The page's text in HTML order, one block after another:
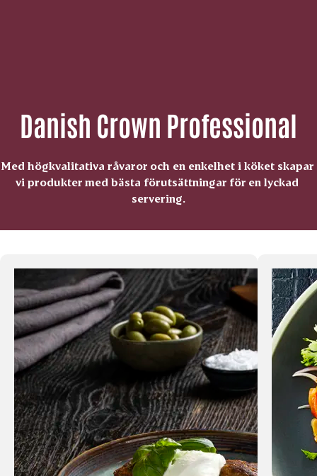
Danish Crown Professional
Med högkvalitativa råvaror och en enkelhet i köket skapar
vi produkter med bästa förutsättningar för en lyckad
servering.